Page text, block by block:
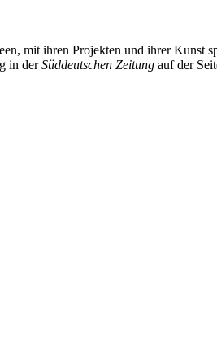
mit ihren Projekten und ihrer Kunst
in derSüddeutschen Zeitung auf der